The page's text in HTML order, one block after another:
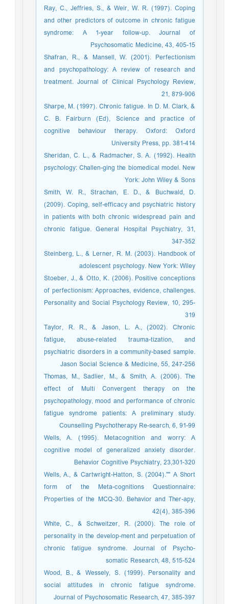
Ray, C., Jeffries, S., & Weir, W. R. (1997). Coping
and other predictors of outcome in chronic fatigue
syndrome: A 1-year follow-up. Journal of
Psychosomatic Medicine, 43, 405-15
Shafran, R., & Mansell, W. (2001). Perfectionism
and psychopathology: A review of research and
treatment. Journal of Clinical Psychology Review,
21, 879-906
Sharpe, M. (1997). Chronic fatigue. In D. M. Clark, &
C. B. Fairburn (Ed), Science and practice of
cognitive behaviour therapy. Oxford: Oxford
University Press, pp. 381-414
Sheridan, C. L., & Radmacher, S. A. (1992). Health
psychology: Challen-ging the biomedical model. New
York: John Wiley & Sons
Smith, W. R., Strachan, E. D., & Buchwald, D.
(2009). Coping, self-efficacy and psychiatric history
in patients with both chronic widespread pain and
chronic fatigue. General Hospital Psychiatry, 31,
347-352
Steinberg, L., & Lerner, R. M. (2003). Handbook of
adolescent psychology. New York: Wiley
Stoeber, J., & Otto, K. (2006). Positive conceptions
of perfectionism: Approaches, evidence, challenges.
Personality and Social Psychology Review, 10, 295-
319
Taylor, R. R., & Jason, L. A., (2002). Chronic
fatigue, abuse-related trauma-tization, and
psychiatric disorders in a community-based sample.
Jason Social Science & Medicine, 55, 247-256
Thomas, M., Sadlier, M., & Smith, A. (2006). The
effect of Multi Convergent therapy on the
psychopathology, mood and performance of chronic
fatigue syndrome patients: A preliminary study.
Counselling Psychotherapy Re-search, 6, 91-99
Wells, A. (1995). Metacognition and worry: A
cognitive model of generalized anxiety disorder.
Behavior Cognitive Psychiatry, 23,301-320
Wells, A., & Cartwright-Hatton, S. (2004)."" A Short
form of the Meta-cognitions Questionnaire:
Properties of the MCQ-30. Behavior and Ther-apy,
42(4), 385-396
White, C., & Schweitzer, R. (2000). The role of
personality in the develop-ment and perpetuation of
chronic fatigue syndrome. Journal of Psycho-
somatic Research, 48, 515-524
Wood, B., & Wessely, S. (1999). Personality and
social attitudes in chronic fatigue syndrome.
Journal of Psychosomatic Research, 47, 385-397